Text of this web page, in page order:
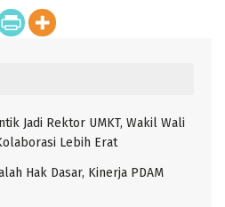
Jadi Rektor UMKT, Wakil Wali
Lebih Erat
Hak Dasar, Kinerja PDAM